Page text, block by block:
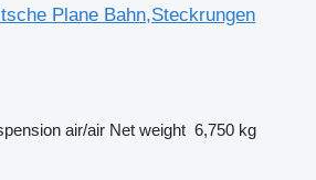
Plane Bahn,Steckrungen
air/air Net weight 6,750 kg